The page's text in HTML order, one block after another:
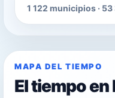
1 122 municipios ·
MAPA DEL TIEMPO
El tiempo en